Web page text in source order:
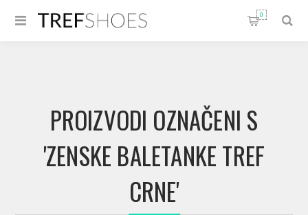
0
PROIZVODI OZNAČENI S
'ZENSKE BALETANKE TREF
CRNE'